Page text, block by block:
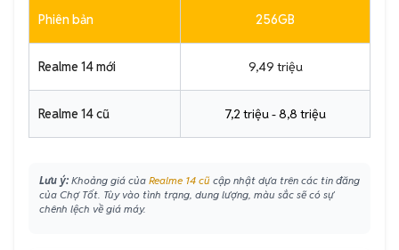
Phiên bản 256GB
Realme 14 mới 9,49 triệu
Realme 14 cũ 7,2 triệu - 8,8 triệu
Lưu ý: Khoảng giá của Realme 14 cũ cập nhật dựa trên các tin đăng
của Chợ Tốt. Tùy vào tình trạng, dung lượng, màu sắc sẽ có sự
chênh lệch về giá máy.